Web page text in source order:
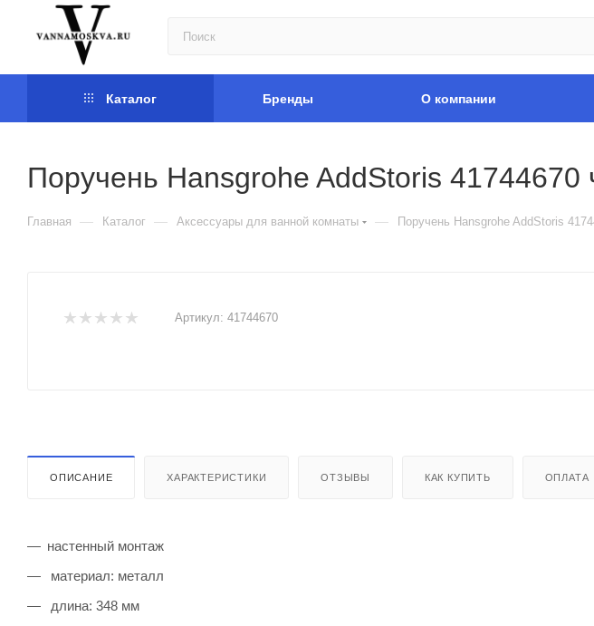
Каталог Бренды О компании
Поручень Hansgrohe AddStoris
Главная — Каталог — Аксессуары для ванной комнаты — Поручень Hansgrohe AddStoris
Артикул: 41744670
ОПИСАНИЕ ХАРАКТЕРИСТИКИ ОТЗЫВЫ КАК КУПИТЬ ОПЛАТА
настенный монтаж
материал: металл
длина: 348 мм